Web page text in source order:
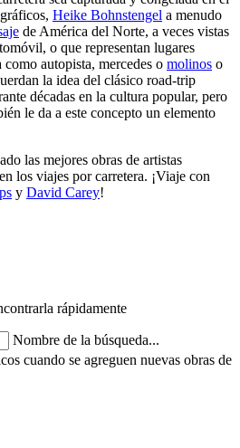
Heike Bohnstengel a menudo
de América del Norte, a veces vistas
o que representan lugares
autopista, mercedes o molinos o
la idea del clásico road-trip
décadas en la cultura popular, pero
le da a este concepto un elemento
las mejores obras de artistas
los viajes por carretera. ¡Viaje con
y David Carey!
rápidamente
Nombre de la búsqueda...
cuando se agreguen nuevas obras de